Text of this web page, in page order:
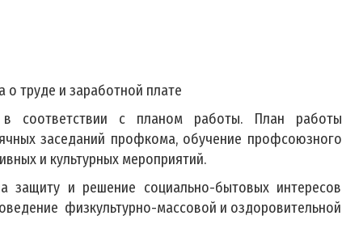
труде и заработной плате
в соответствии с планом работы. План работы
заседаний профкома, обучение профсоюзного
и культурных мероприятий.
и решение социально-бытовых интересов
физкультурно-массовой и оздоровительной